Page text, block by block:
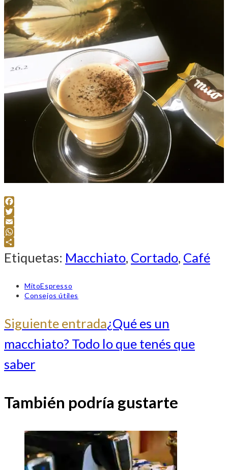
Facebook
Twitter
Email
WhatsApp
Compartir
Etiquetas: Macchiato, Cortado, Café
Autor
de
MitoEspresso
Categoría
entrada:
Consejos útiles
+INFO
ARTÍCULOS
Siguiente entrada¿Qué es un
macchiato? Todo lo que tenés que
saber
También podría gustarte